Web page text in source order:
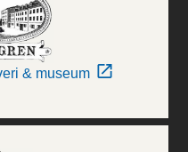
& museum